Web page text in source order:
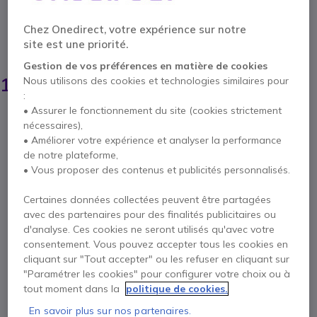
Casque DECT duo de rechange version UC !
ÉCONOMISEZ 26,00 €
208,95 €
182,95 € HT - 219,54 €
Qté
DEVIS EN 4 HEURES
2 produitsen stock Livraison :24/48 h
Payez en 4 sans frais (54,89 €)Afficher plus
Chez Onedirect, votre expérience sur notre
site est une priorité.
Gestion de vos préférences en matière de cookies
Nous utilisons des cookies et technologies similaires pour
:
• Assurer le fonctionnement du site (cookies strictement
nécessaires),
• Améliorer votre expérience et analyser la performance
de notre plateforme,
• Vous proposer des contenus et publicités personnalisés.
Certaines données collectées peuvent être partagées
avec des partenaires pour des finalités publicitaires ou
d'analyse. Ces cookies ne seront utilisés qu'avec votre
consentement. Vous pouvez accepter tous les cookies en
cliquant sur "Tout accepter" ou les refuser en cliquant sur
"Paramétrer les cookies" pour configurer votre choix ou à
tout moment dans la
politique de cookies.
En savoir plus sur nos partenaires.